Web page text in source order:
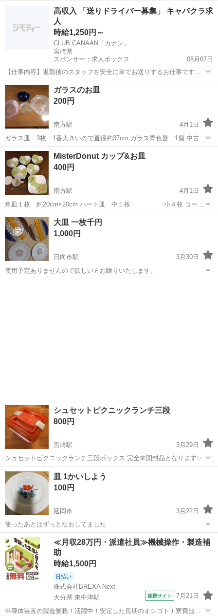
いただきます。 八角形のプレート(15cm)5枚、フォーク(12cm)5本 プ
レートの真ん中にある「UTSUWAKAN ORIGINAL」というシールは剥
宮崎市 田吉駅 食器 デザート
高収入 「送りドライバー募集」 キャバクラ求
人
時給1,250円～
CLUB CANAAN「カナン」
宮崎県
スポンサー：求人ボックス
08月07日
【仕事内容】退勤後のスタッフを安全に車でお送りするお仕事です。
責任を持って業務に取り組める方にお願いしたいと考えています 【経
験・資格】深夜勤務が発生する為、18歳以上「高校生不可」 未経験の
方も全然OK 経験・経歴不問 異業種...
アルバイト・パート
ガラスのお皿
200円
南方駅
4月1日
ガラス皿 3枚 1番大きいので直径約37cm ガラス青色器 1個 中古品
になります。 あまり使ってないので、わりときれいにしてると思いま
す。中古品ということをご了承の上、近くまで取りに来られる方にお
譲りします。さらに他のもの...
宮崎 宮崎市 ガラス
MisterDonut カップ&お皿
400円
南方駅
4月1日
角皿１枚 約20cm×20cm ハート皿 中１枚 小４枚 コーヒ
ーカップ 蓋付き１個 蓋無し１個 中古品です。気に
入って集めていましたが、ほとんど使うことがなく、棚の奥にしまっ
ておりました。 中古...
宮崎 宮崎市 南方駅 食器
大皿 一枚千円
1,000円
日向市駅
3月30日
使用予定ありませんので欲しい方お譲りいたします。
シュセットピクニックランチ三段
800円
宮崎駅
3月29日
シュセットピクニックランチ三段ボックス 完全未開封品となります✨
宮崎 宮崎市 食器
皿 1かいしよう
100円
延岡市
3月22日
使ったあとはずっとなおしてました
宮崎 延岡市 食器
≪月収28万円・派遣社員≫機械操作・製造補
助
時給1,500円
日払い
株式会社BREXA Next
大分県 東中津駅
提携サイト 7月21日
半導体装置の製造業務！活躍中！安定した長期のオシゴト！寮費無料